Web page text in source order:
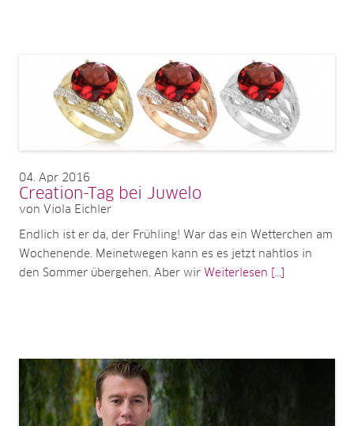
04 Apr 2016
Creation-Tag bei Juwelo
von Viola Eichler
Endlich ist er da, der Frühling! War das ein Wetterchen am
Wochenende. Meinetwegen kann es es jetzt nahtlos in
den Sommer übergehen. Aber wir Weiterlesen [...]